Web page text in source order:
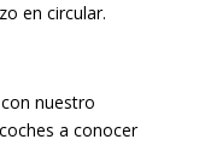
en circular.
nuestro
a conocer